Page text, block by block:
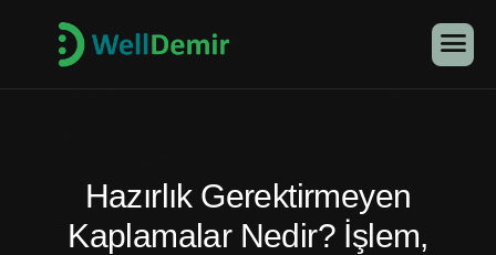
Hazırlık Gerektirmeyen
Kaplamalar Nedir? İşlem,